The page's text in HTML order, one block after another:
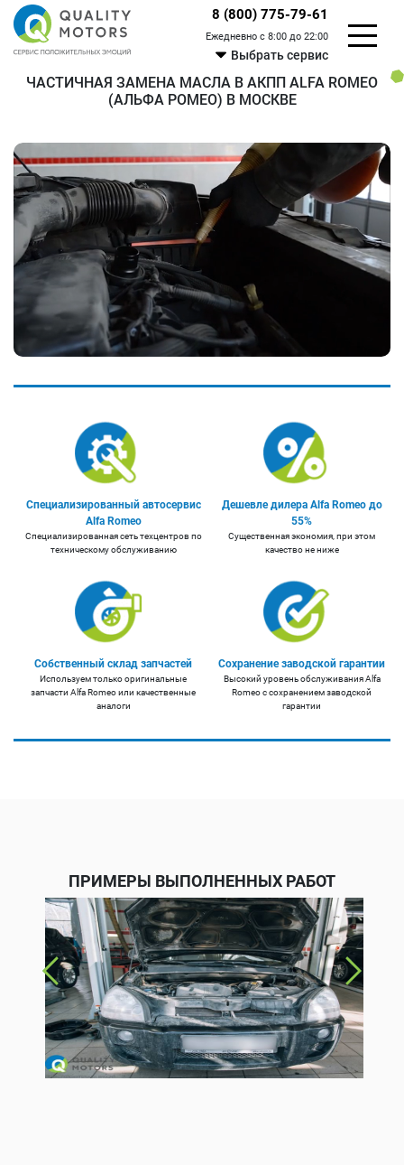
8 (800) 775-79-61
Ежедневно с 8:00 до 22:00
Выбрать сервис
ЧАСТИЧНАЯ ЗАМЕНА МАСЛА В АКПП ALFA ROMEO
(АЛЬФА РОМЕО) В МОСКВЕ
Специализированный автосервис
Alfa Romeo
Специализированная сеть техцентров по
техническому обслуживанию
Дешевле дилера Alfa Romeo до
55%
Существенная экономия, при этом
качество не ниже
Собственный склад запчастей
Используем только оригинальные
запчасти Alfa Romeo или качественные
аналоги
Сохранение заводской гарантии
Высокий уровень обслуживания Alfa
Romeo с сохранением заводской
гарантии
ПРИМЕРЫ ВЫПОЛНЕННЫХ РАБОТ